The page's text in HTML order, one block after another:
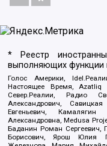
* Реестр
выполняющих функции
Голос Америки,
Настоящее Время, Azatliq
Север.Реалии, Радио
Александрович,
Евгеньевич,
Александровна, Medusa
Баданин Роман Сергеевич,
Борисович, Ярош Юлия